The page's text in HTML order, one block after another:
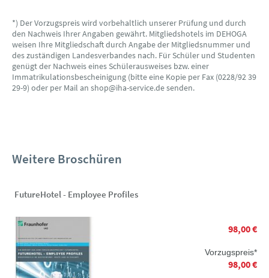
*) Der Vorzugspreis wird vorbehaltlich unserer Prüfung und durch
den Nachweis Ihrer Angaben gewährt. Mitgliedshotels im DEHOGA
weisen Ihre Mitgliedschaft durch Angabe der Mitgliedsnummer und
des zuständigen Landesverbandes nach. Für Schüler und Studenten
genügt der Nachweis eines Schülerausweises bzw. einer
Immatrikulationsbescheinigung (bitte eine Kopie per Fax (0228/92 39
29-9) oder per Mail an shop@iha-service.de senden.
Weitere Broschüren
FutureHotel - Employee Profiles
98,00 €
Vorzugspreis*
98,00 €